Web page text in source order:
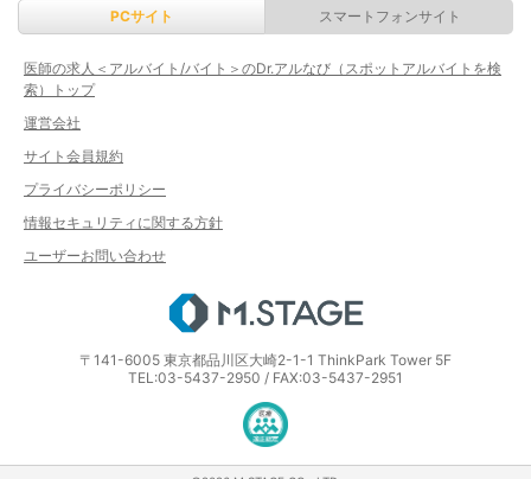
PCサイト スマートフォンサイト
医師の求人＜アルバイト/バイト＞のDr.アルなび（スポットアルバイトを検
索）トップ
運営会社
サイト会員規約
プライバシーポリシー
情報セキュリティに関する方針
ユーザーお問い合わせ
〒141-6005 東京都品川区大崎2-1-1 ThinkPark Tower 5F
TEL:03-5437-2950 / FAX:03-5437-2951